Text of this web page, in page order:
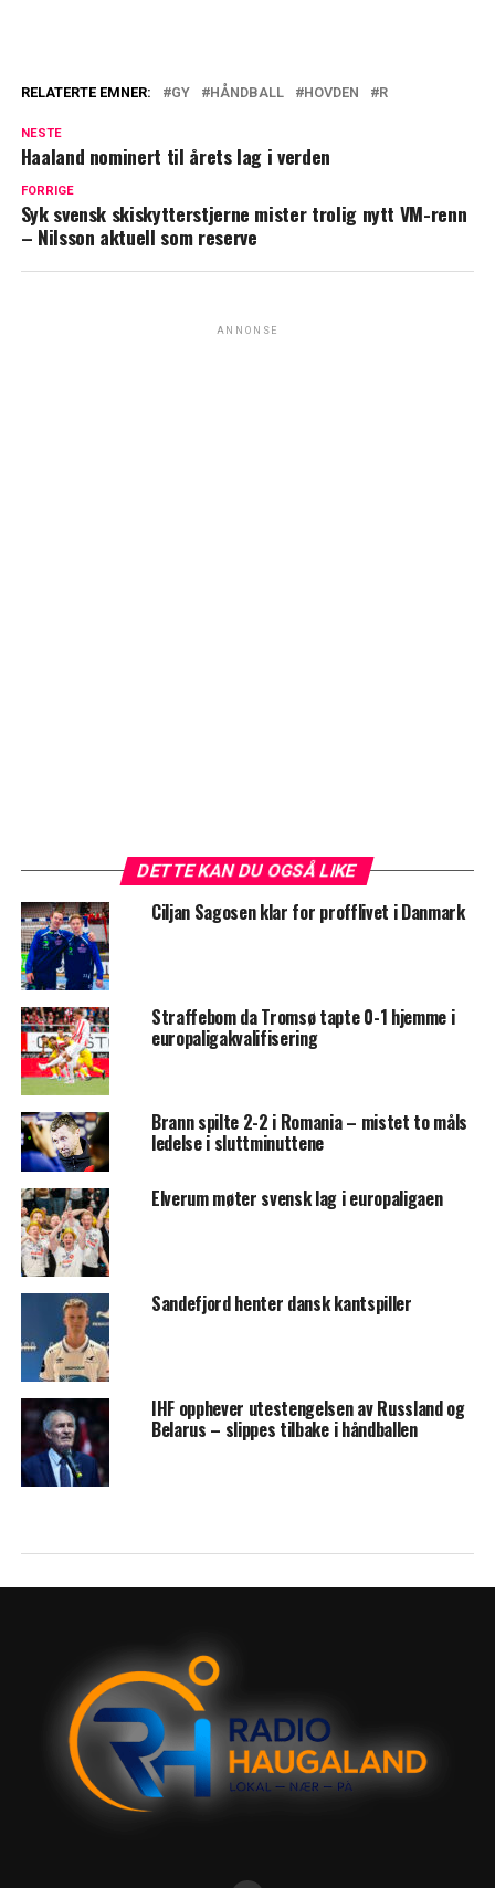
RELATERTE EMNER: GY HÅNDBALL HOVDEN R
NESTE
Haaland nominert til årets lag i verden
FORRIGE
Syk svensk skiskytterstjerne mister trolig nytt VM-renn
– Nilsson aktuell som reserve
ANNONSE
DETTE KAN DU OGSÅ LIKE
Ciljan Sagosen klar for profflivet i Danmark
Straffebom da Tromsø tapte 0-1 hjemme i
europaligakvalifisering
Brann spilte 2-2 i Romania – mistet to måls
ledelse i sluttminuttene
Elverum møter svensk lag i europaligaen
Sandefjord henter dansk kantspiller
IHF opphever utestengelsen av Russland og
Belarus – slippes tilbake i håndballen